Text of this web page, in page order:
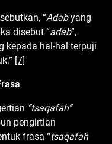
“Adabyang
disebut “adab”,
kepada hal-hal terpuji
[7]
rasa
“tsaqafah”
pengirtian
frasa “tsaqafah